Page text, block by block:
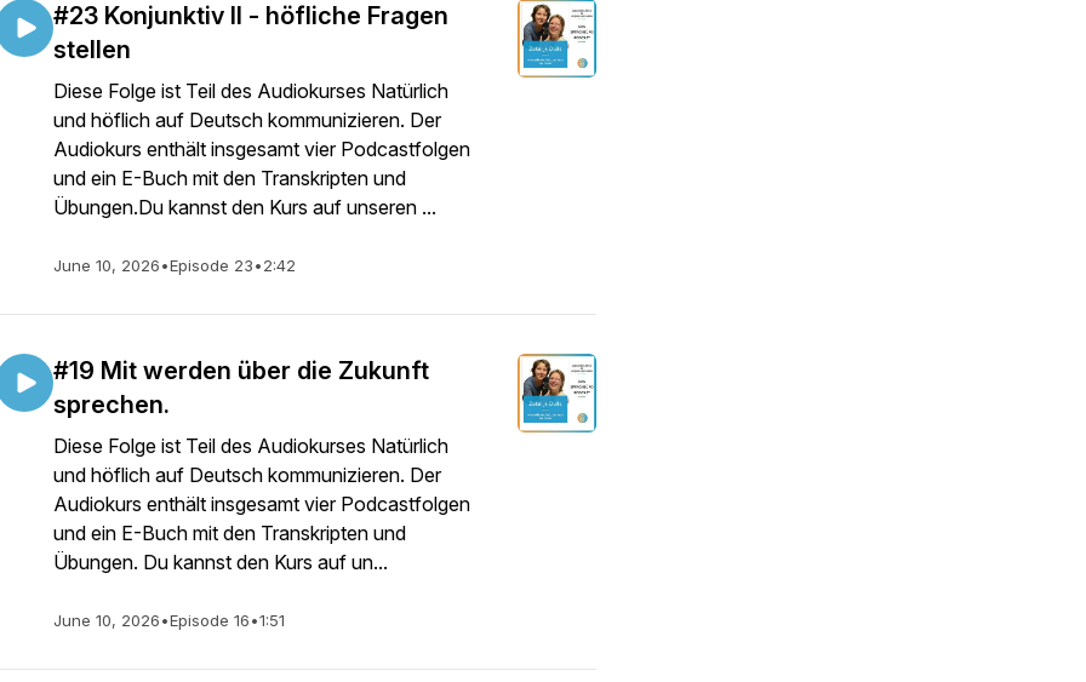
#23 Konjunktiv II - höfliche Fragen
stellen
Diese Folge ist Teil des Audiokurses Natürlich
und höflich auf Deutsch kommunizieren. Der
Audiokurs enthält insgesamt vier Podcastfolgen
und ein E-Buch mit den Transkripten und
Übungen.Du kannst den Kurs auf unseren ...
June 10, 2026•Episode 23•2:42
#19 Mit werden über die Zukunft
sprechen.
Diese Folge ist Teil des Audiokurses Natürlich
und höflich auf Deutsch kommunizieren. Der
Audiokurs enthält insgesamt vier Podcastfolgen
und ein E-Buch mit den Transkripten und
Übungen. Du kannst den Kurs auf un...
June 10, 2026•Episode 16•1:51